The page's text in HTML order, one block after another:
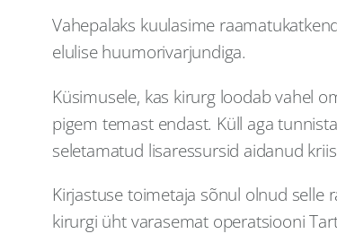
Vahepalaks kuulasime
elulise huumorivarjundiga.
Küsimusele, kas kirurg loodab vahel
pigem temast endast. Küll aga
seletamatud lisaressursid aidanud
Kirjastuse toimetaja sõnul olnud selle
kirurgi üht varasemat operatsiooni